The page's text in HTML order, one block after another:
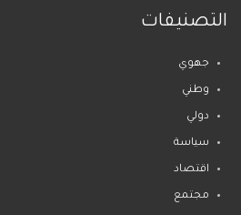
التصنيفات
جهوي
وطني
دولي
سياسة
اقتصاد
مجتمع